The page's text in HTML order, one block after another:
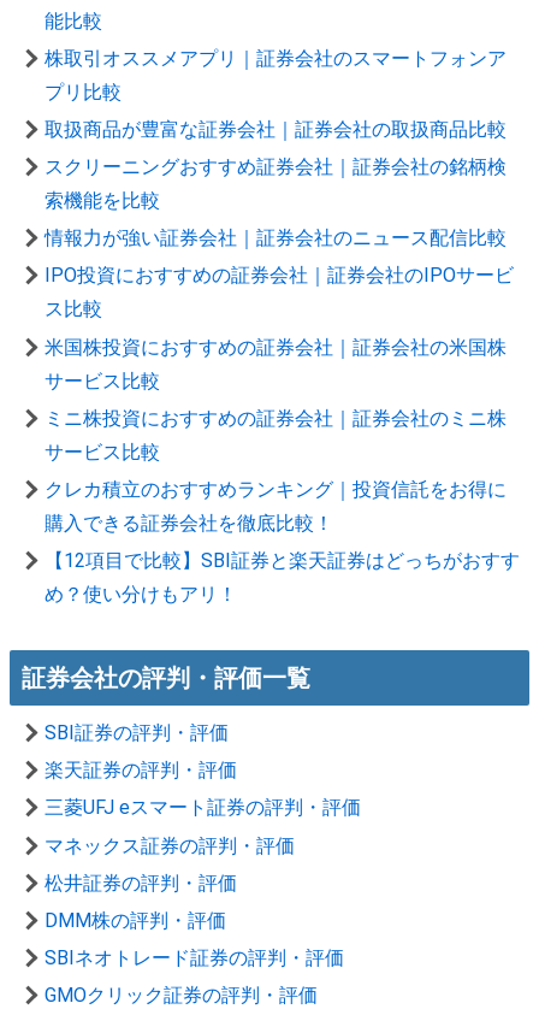
能比較
株取引オススメアプリ｜証券会社のスマートフォンア
プリ比較
取扱商品が豊富な証券会社｜証券会社の取扱商品比較
スクリーニングおすすめ証券会社｜証券会社の銘柄検
索機能を比較
情報力が強い証券会社｜証券会社のニュース配信比較
IPO投資におすすめの証券会社｜証券会社のIPOサービ
ス比較
米国株投資におすすめの証券会社｜証券会社の米国株
サービス比較
ミニ株投資におすすめの証券会社｜証券会社のミニ株
サービス比較
クレカ積立のおすすめランキング｜投資信託をお得に
購入できる証券会社を徹底比較！
【12項目で比較】SBI証券と楽天証券はどっちがおすす
め？使い分けもアリ！
証券会社の評判・評価一覧
SBI証券の評判・評価
楽天証券の評判・評価
三菱UFJ eスマート証券の評判・評価
マネックス証券の評判・評価
松井証券の評判・評価
DMM株の評判・評価
SBIネオトレード証券の評判・評価
GMOクリック証券の評判・評価